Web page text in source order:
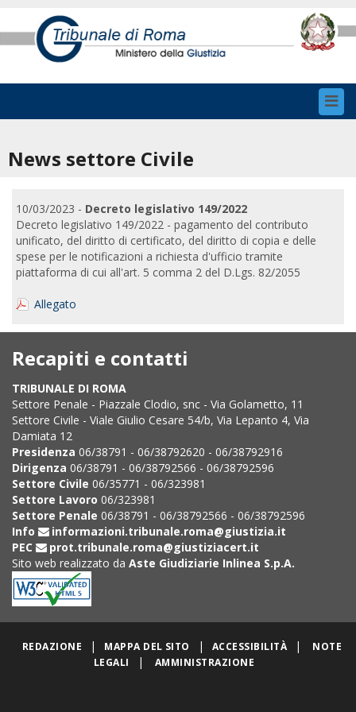
News settore Civile
10/03/2023 - Decreto legislativo 149/2022
Decreto legislativo 149/2022 - pagamento del contributo
unificato, del diritto di certificato, del diritto di copia e delle
spese per le notificazioni a richiesta d'ufficio tramite
piattaforma di cui all'art. 5 comma 2 del D.Lgs. 82/2055
Allegato
Recapiti e contatti
TRIBUNALE DI ROMA
Settore Penale - Piazzale Clodio, snc - Via Golametto, 11
Settore Civile - Viale Giulio Cesare 54/b, Via Lepanto 4, Via
Damiata 12
Presidenza 06/38791 - 06/38792620 - 06/38792916
Dirigenza 06/38791 - 06/38792566 - 06/38792596
Settore Civile 06/35771 - 06/323981
Settore Lavoro 06/323981
Settore Penale 06/38791 - 06/38792566 - 06/38792596
Info
informazioni.tribunale.roma@giustizia.it
PEC
prot.tribunale.roma@giustiziacert.it
Sito web realizzato da Aste Giudiziarie Inlinea S.p.A.
REDAZIONE | MAPPA DEL SITO | ACCESSIBILITÀ |
NOTE
LEGALI
| AMMINISTRAZIONE